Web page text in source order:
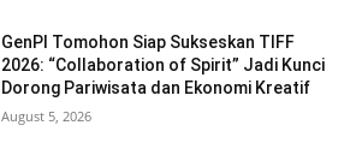
GenPI Tomohon Siap Sukseskan TIFF
2026: “Collaboration of Spirit” Jadi Kunci
Dorong Pariwisata dan Ekonomi Kreatif
August 5, 2026